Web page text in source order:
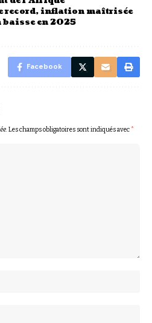
record, inflation maîtrisée
baisse en 2025
Facebook
Les champs obligatoires sont indiqués avec*